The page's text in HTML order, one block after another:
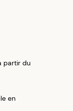
partir du
en